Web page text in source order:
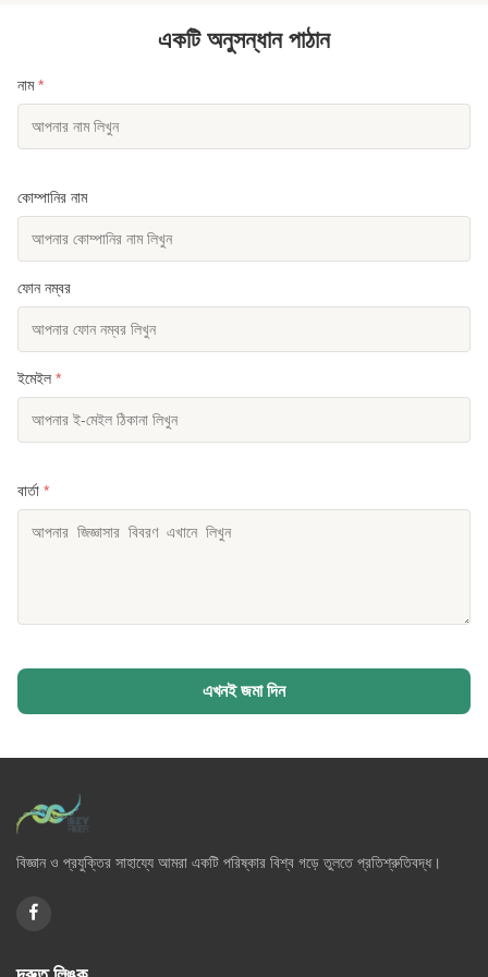
একটি অনুসন্ধান পাঠান
নাম*
কোম্পানির নাম
ফোন নম্বর
ইমেইল *
বার্তা *
এখনই জমা দিন
বিজ্ঞান ও প্রযুক্তির সাহায্যে আমরা একটি পরিষ্কার বিশ্ব গড়ে তুলতে প্রতিশ্রুতিবদ্ধ।